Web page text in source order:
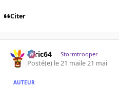
Citer
ceric64 Stormtrooper
Posté(e) le 21 maile 21 mai
AUTEUR